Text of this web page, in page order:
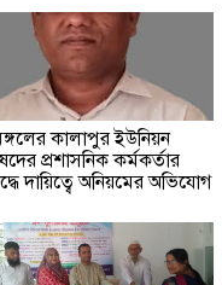
কালাপুর ইউনিয়ন
প্রশাসনিক কর্মকর্তার
দায়িত্বে অনিয়মের অভিযোগ